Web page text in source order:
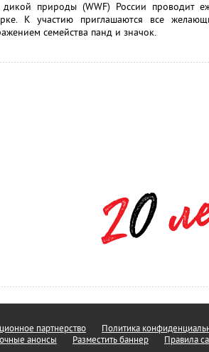
природы (WWF) России проводит
К участию приглашаются все
семейства панд и значок.
партнерство
Политика
анонсы Разместить баннер Правила